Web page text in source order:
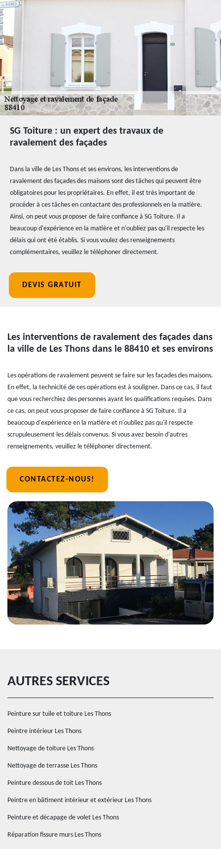
SG Toiture : un expert des travaux de
ravalement des façades
Dans la ville de Les Thons et ses environs, les interventions de
ravalement des façades des maisons sont des tâches qui peuvent être
obligatoires pour les propriétaires. En effet, il est très important de
procéder à ces tâches en contactant des professionnels en la matière.
Ainsi, on peut vous proposer de faire confiance à SG Toiture. Il a
beaucoup d'expérience en la matière et n'oubliez pas qu'il respecte les
délais qui ont été établis. Si vous voulez des renseignements
complémentaires, veuillez le téléphoner directement.
DEVIS GRATUIT
Les interventions de ravalement des façades dans
la ville de Les Thons dans le 88410 et ses environs
Les opérations de ravalement peuvent se faire sur les façades des maisons.
En effet, la technicité de ces opérations est à souligner. Dans ce cas, il faut
que vous recherchiez des personnes ayant les qualifications requises. Dans
ce cas, on peut vous proposer de faire confiance à SG Toiture. Il a
beaucoup d'expérience en la matière et n'oubliez pas qu'il respecte
scrupuleusement les délais convenus. Si vous avez besoin d'autres
renseignements, veuillez le téléphoner directement.
CONTACTEZ-NOUS!
AUTRES SERVICES
Peinture sur tuile et toiture Les Thons
Peintre intérieur Les Thons
Nettoyage de toiture Les Thons
Nettoyage de terrasse Les Thons
Peinture dessous de toit Les Thons
Peintre en bâtiment intérieur et extérieur Les Thons
Peinture et décapage de volet Les Thons
Réparation fissure murs Les Thons